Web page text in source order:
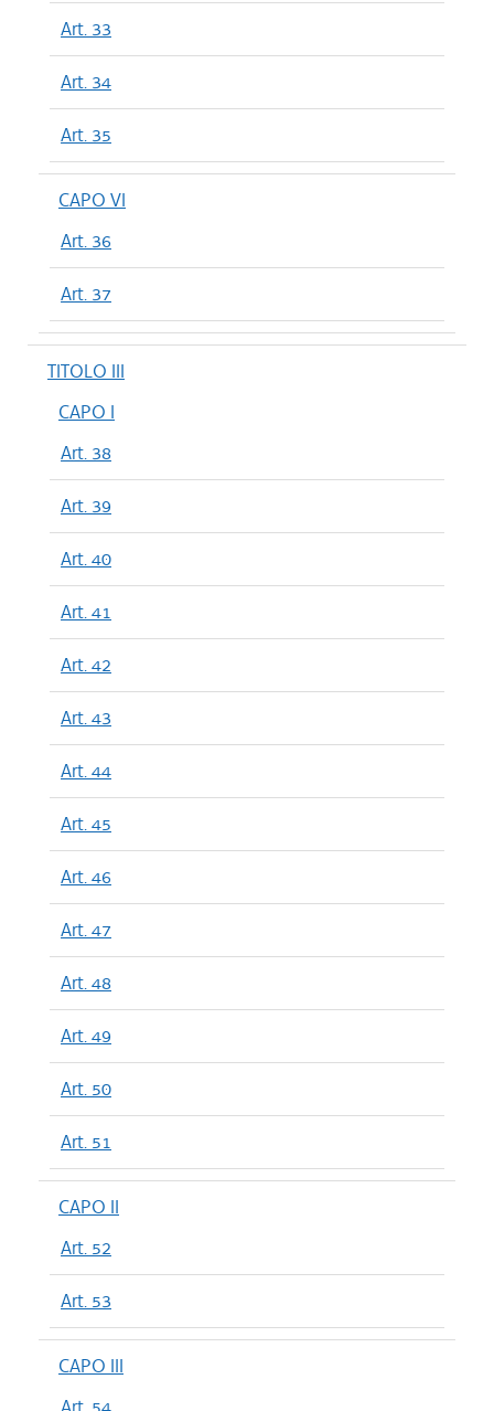
Art. 33
Art. 34
Art. 35
CAPO VI
Art. 36
Art. 37
TITOLO III
CAPO I
Art. 38
Art. 39
Art. 40
Art. 41
Art. 42
Art. 43
Art. 44
Art. 45
Art. 46
Art. 47
Art. 48
Art. 49
Art. 50
Art. 51
CAPO II
Art. 52
Art. 53
CAPO III